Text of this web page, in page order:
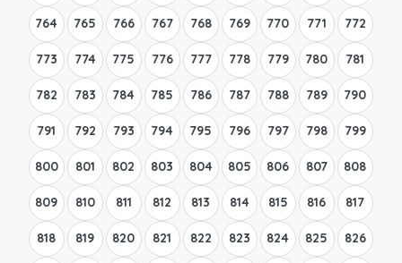
764 765 766 767 768 769 770 771 772
773 774 775 776 777 778 779 780 781
782 783 784 785 786 787 788 789 790
791 792 793 794 795 796 797 798 799
800 801 802 803 804 805 806 807 808
809 810 811 812 813 814 815 816 817
818 819 820 821 822 823 824 825 826